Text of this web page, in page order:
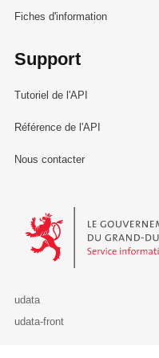
Fiches d'information
Support
Tutoriel de l'API
Référence de l'API
Nous contacter
Le Gouvernement du
udata
udata-front